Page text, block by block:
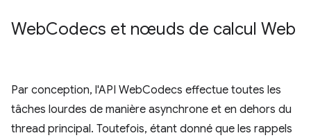
WebCodecs et nœuds de calcul Web
Par conception, l'API WebCodecs effectue toutes les
tâches lourdes de manière asynchrone et en dehors du
thread principal. Toutefois, étant donné que les rappels